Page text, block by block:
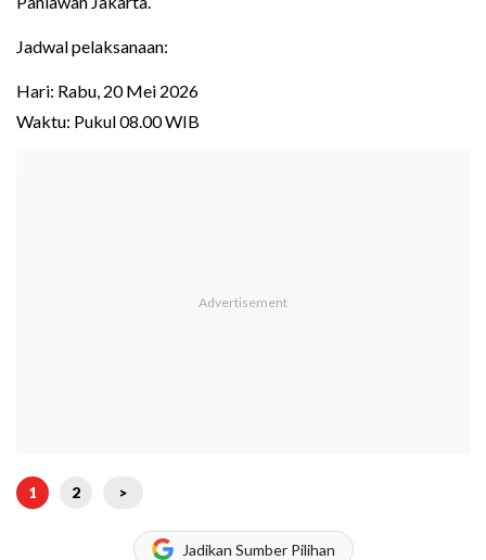
Jadwal pelaksanaan:
Hari: Rabu, 20 Mei 2026
Waktu: Pukul 08.00 WIB
1 2 >
Jadikan Sumber Pilihan